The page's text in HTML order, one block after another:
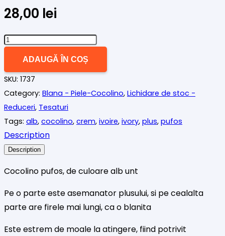
28,00 lei
Cantitate
alb
ivoire
ADAUGĂ ÎN COȘ
SKU: 1737
Category: Blana - Piele-Cocolino, Lichidare de stoc -
Reduceri, Tesaturi
Tags: alb, cocolino, crem, ivoire, ivory, plus, pufos
Description
Description
Cocolino pufos, de culoare alb unt
Pe o parte este asemanator plusului, si pe cealalta
parte are firele mai lungi, ca o blanita
Este estrem de moale la atingere, fiind potrivit